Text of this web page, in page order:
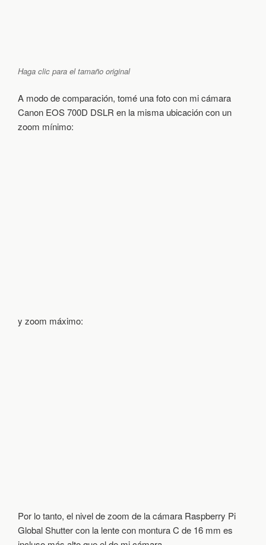
Haga clic para el tamaño original
A modo de comparación, tomé una foto con mi cámara
Canon EOS 700D DSLR en la misma ubicación con un
zoom mínimo:
y zoom máximo:
Por lo tanto, el nivel de zoom de la cámara Raspberry Pi
Global Shutter con la lente con montura C de 16 mm es